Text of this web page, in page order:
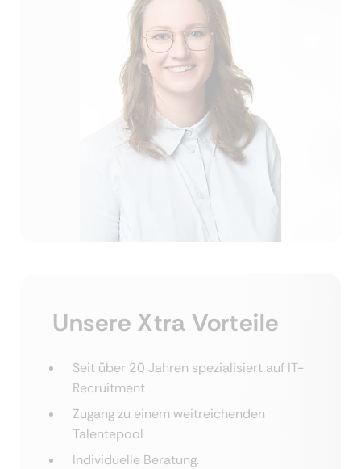
Unsere Xtra Vorteile
Seit über 20 Jahren spezialisiert auf IT-
Recruitment
Zugang zu einem weitreichenden
Talentepool
Individuelle Beratung.